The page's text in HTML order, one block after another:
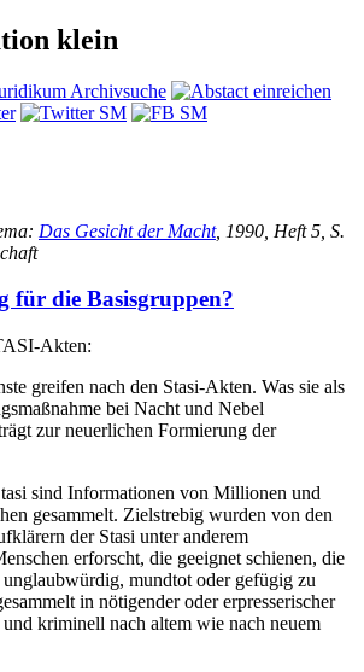
klein
Das Gesicht der Macht, 1990, Heft 5, S.
für die Basisgruppen?
Akten:
greifen nach den Stasi-Akten. Was sie als
bei Nacht und Nebel
zur neuerlichen Formierung der
sind Informationen von Millionen und
gesammelt. Zielstrebig wurden von den
der Stasi unter anderem
erforscht, die geeignet schienen, die
mundtot oder gefügig zu
in nötigender oder erpresserischer
kriminell nach altem wie nach neuem